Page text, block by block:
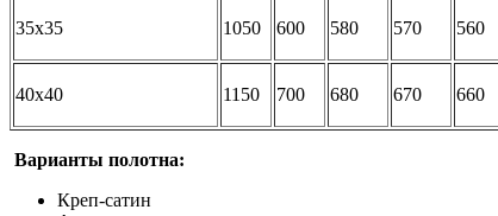
35х35 1050 600 580 570 560
40х40 1150 700 680 670 660
Варианты полотна:
Креп-сатин